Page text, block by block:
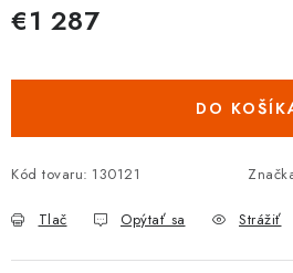
€1 287
DO
Kód tovaru: 130121
Tlač Opýtať sa Strážiť